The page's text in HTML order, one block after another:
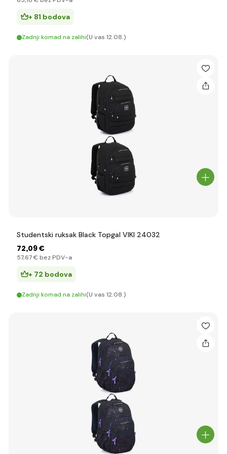
+ 81 bodova
Zadnji komad na zalihi(U vas 12.08.)
Studentski ruksak Black Topgal VIKI 24032
72,09 €
57,67 € bez PDV-a
+ 72 bodova
Zadnji komad na zalihi(U vas 12.08.)